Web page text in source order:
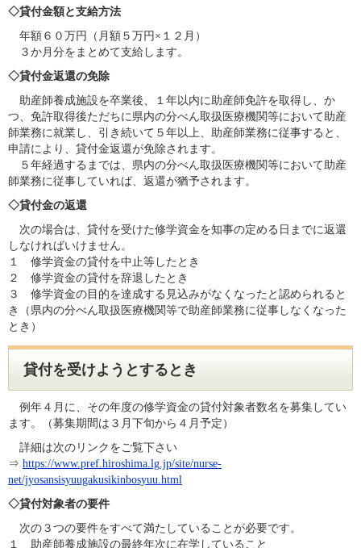
◇貸付金額と支給方法
年額６０万円（月額５万円×１２月）
３か月分をまとめて支給します。
◇貸付金返還の免除
助産師養成施設を卒業後、１年以内に助産師免許を取得し、か
つ、免許取得後ただちに県内の分べん取扱医療機関等において助産
師業務に就業し、引き続いて５年以上、助産師業務に従事すると、
申請により、貸付金返還が免除されます。
５年経過するまでは、県内の分べん取扱医療機関等において助産
師業務に従事していれば、返還が猶予されます。
◇貸付金の返還
次の場合は、貸付を受けた修学資金を知事の定める日までに返還
しなければいけません。
１ 修学資金の貸付を中止等したとき
２ 修学資金の貸付を辞退したとき
３ 修学資金の目的を達成する見込みがなくなったと認められると
き（県内の分べん取扱医療機関等で助産師業務に従事しなくなった
とき）
貸付を受けようとするとき
例年４月に、その年度の修学資金の貸付対象者数名を募集してい
ます。（募集期間は３月下旬から４月予定）
詳細は次のリンクをご覧下さい
⇒ https://www.pref.hiroshima.lg.jp/site/nurse-
net/jyosansisyuugakusikinbosyuu.html
◇貸付対象者の要件
次の３つの要件をすべて満たしていることが必要です。
１ 助産師養成施設の最終年次に在学していること